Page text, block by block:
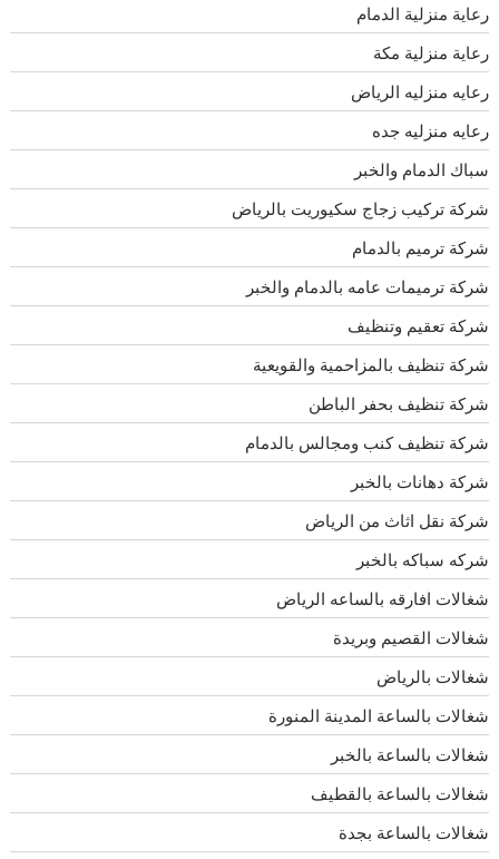
رعاية منزلية الدمام
رعاية منزلية مكة
رعايه منزليه الرياض
رعايه منزليه جده
سباك الدمام والخبر
شركة تركيب زجاج سكيوريت بالرياض
شركة ترميم بالدمام
شركة ترميمات عامه بالدمام والخبر
شركة تعقيم وتنظيف
شركة تنظيف بالمزاحمية والقويعية
شركة تنظيف بحفر الباطن
شركة تنظيف كنب ومجالس بالدمام
شركة دهانات بالخبر
شركة نقل اثاث من الرياض
شركه سباكه بالخبر
شغالات افارقه بالساعه الرياض
شغالات القصيم وبريدة
شغالات بالرياض
شغالات بالساعة المدينة المنورة
شغالات بالساعة بالخبر
شغالات بالساعة بالقطيف
شغالات بالساعة بجدة